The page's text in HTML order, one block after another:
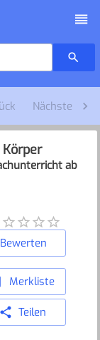
Nächste
ab
Bewerten
Merkliste
Teilen